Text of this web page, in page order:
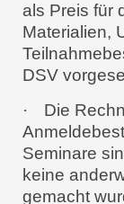
als Preis für
Materialien,
DSV
·
Die
Seminare
keine
gemacht